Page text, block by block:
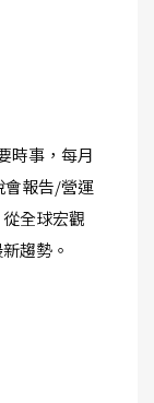
時事，每月
會報告/營運
全球宏觀
趨勢。